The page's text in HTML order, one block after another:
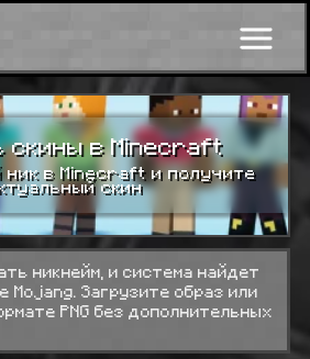
скины в Minecraft
в Minecraft и получите
скин
никнейм, и система найдет
Mojang. Загрузите образ или
PNG без дополнительных